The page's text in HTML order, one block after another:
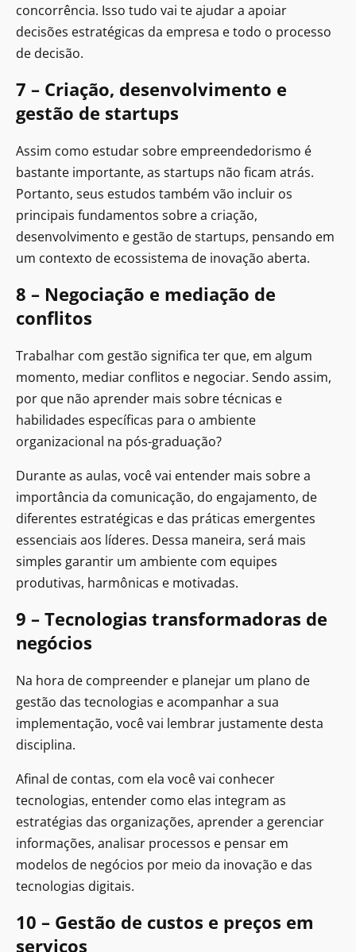
concorrência. Isso tudo vai te ajudar a apoiar
decisões estratégicas da empresa e todo o processo
de decisão.
7 – Criação, desenvolvimento e
gestão de startups
Assim como estudar sobre empreendedorismo é
bastante importante, as startups não ficam atrás.
Portanto, seus estudos também vão incluir os
principais fundamentos sobre a criação,
desenvolvimento e gestão de startups, pensando em
um contexto de ecossistema de inovação aberta.
8 – Negociação e mediação de
conflitos
Trabalhar com gestão significa ter que, em algum
momento, mediar conflitos e negociar. Sendo assim,
por que não aprender mais sobre técnicas e
habilidades específicas para o ambiente
organizacional na pós-graduação?
Durante as aulas, você vai entender mais sobre a
importância da comunicação, do engajamento, de
diferentes estratégicas e das práticas emergentes
essenciais aos líderes. Dessa maneira, será mais
simples garantir um ambiente com equipes
produtivas, harmônicas e motivadas.
9 – Tecnologias transformadoras de
negócios
Na hora de compreender e planejar um plano de
gestão das tecnologias e acompanhar a sua
implementação, você vai lembrar justamente desta
disciplina.
Afinal de contas, com ela você vai conhecer
tecnologias, entender como elas integram as
estratégias das organizações, aprender a gerenciar
informações, analisar processos e pensar em
modelos de negócios por meio da inovação e das
tecnologias digitais.
10 – Gestão de custos e preços em
serviços